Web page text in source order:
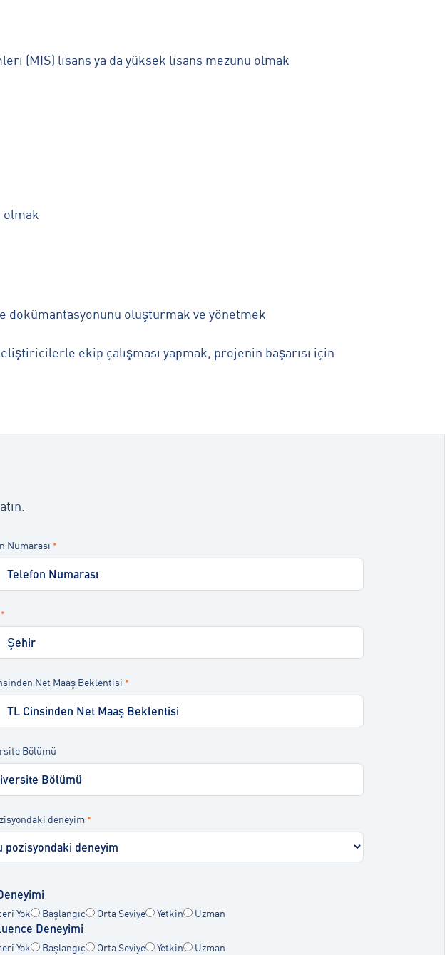
(MIS) lisans ya da yüksek lisans mezunu olmak
olmak
oluşturmak ve yönetmek
ekip çalışması yapmak, projenin başarısı için
Numarası *
*
Net Maaş Beklentisi *
Bölümü
deneyim *
Yok Başlangıç Orta Seviye Yetkin Uzman
Deneyimi
Yok Başlangıç Orta Seviye Yetkin Uzman